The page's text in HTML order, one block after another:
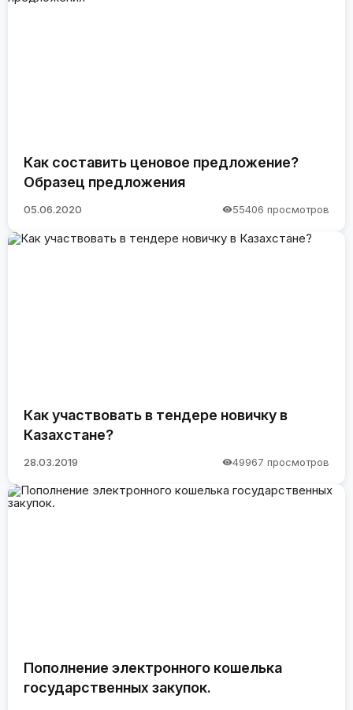
Как составить ценовое предложение?
Образец предложения
05.06.2020 55406 просмотров
Как участвовать в тендере новичку в
Казахстане?
28.03.2019 49967 просмотров
Пополнение электронного кошелька
государственных закупок.